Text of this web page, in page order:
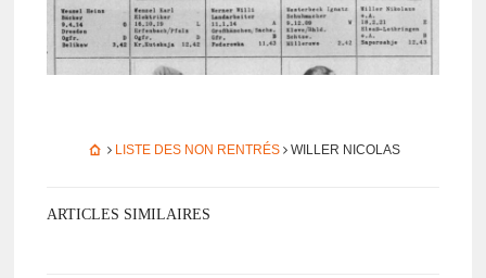
LISTE DES NON RENTRÉS WILLER NICO­LAS
ARTICLES SIMILAIRES